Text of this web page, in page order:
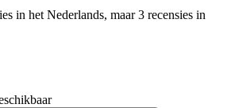
in het Nederlands, maar 3 recensies in